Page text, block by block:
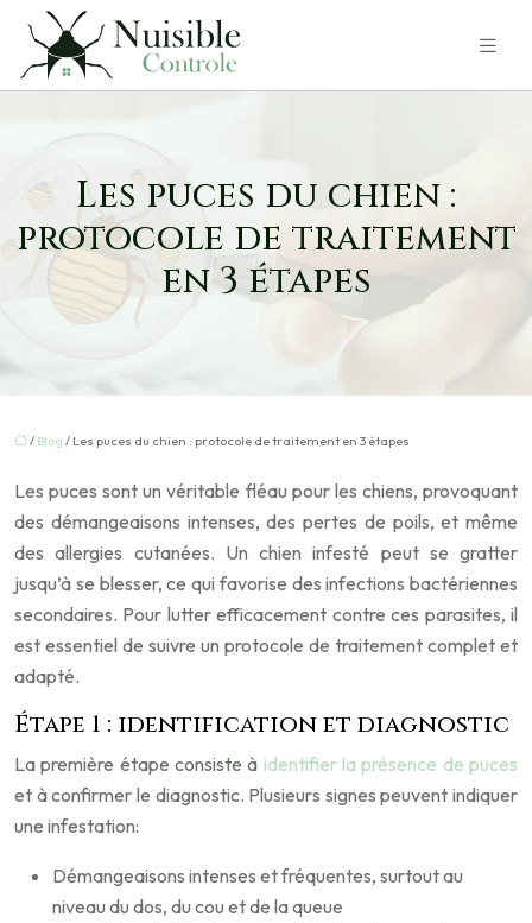
Les puces du chien :
protocole de traitement
en 3 étapes
/ Blog / Les puces du chien : protocole de traitement en 3 étapes
Les puces sont un véritable fléau pour les chiens, provoquant
des démangeaisons intenses, des pertes de poils, et même
des allergies cutanées. Un chien infesté peut se gratter
jusqu’à se blesser, ce qui favorise des infections bactériennes
secondaires. Pour lutter efficacement contre ces parasites, il
est essentiel de suivre un protocole de traitement complet et
adapté.
Étape 1 : identification et diagnostic
La première étape consiste à identifier la présence de puces
et à confirmer le diagnostic. Plusieurs signes peuvent indiquer
une infestation:
Démangeaisons intenses et fréquentes, surtout au
niveau du dos, du cou et de la queue